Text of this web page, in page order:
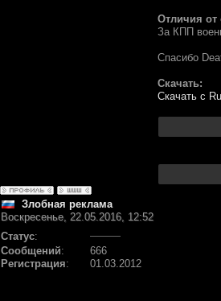
Отличия от
За КПП
Спасибо
Скачать:
Скачать с
Злобная реклама
Воскресенье, 22.05.2016, 12:52
Статус:
Сообщений:
666
Регистрация: 01.03.2012